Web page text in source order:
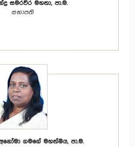
සමරවීර මහතා, පා.ම.
සභාපති
ගමගේ මහත්මිය, පා.ම.